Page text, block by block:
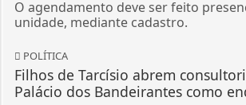
O agendamento deve ser feito
unidade, mediante cadastro.
POLÍTICA
Filhos de Tarcísio abrem
Palácio dos Bandeirantes como